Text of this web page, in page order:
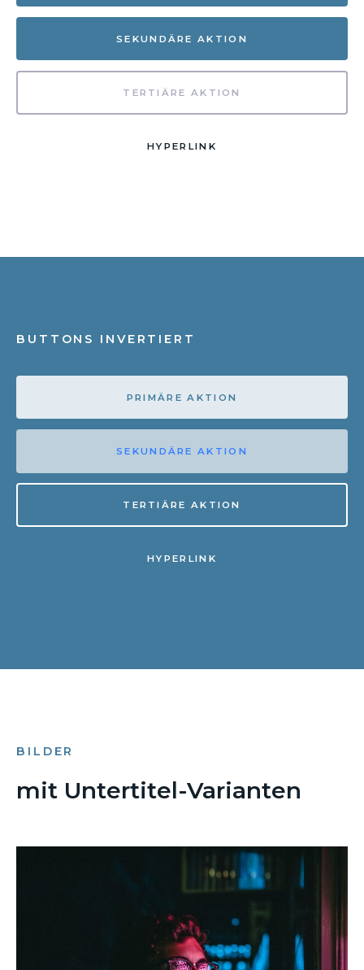
SEKUNDÄRE AKTION
TERTIÄRE AKTION
HYPERLINK
BUTTONS INVERTIERT
PRIMÄRE AKTION
SEKUNDÄRE AKTION
TERTIÄRE AKTION
HYPERLINK
BILDER
mit Untertitel-Varianten